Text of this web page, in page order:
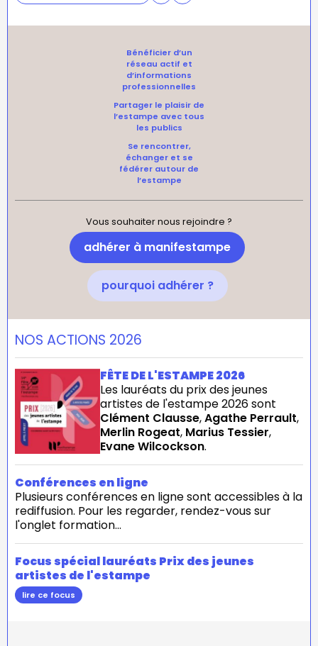
Bénéficier d’un
réseau actif et
d’informations
professionnelles
Partager le plaisir de
l’estampe avec tous
les publics
Se rencontrer,
échanger et se
fédérer autour de
l’estampe
Vous souhaiter nous rejoindre ?
adhérer à manifestampe
pourquoi adhérer ?
NOS ACTIONS 2026
FÊTE DE L'ESTAMPE 2026
Les lauréats du prix des jeunes
artistes de l'estampe 2026 sont
Clément Clausse,Agathe Perrault,
Merlin Rogeat, Marius Tessier,
Evane Wilcockson.
Conférences en ligne
Plusieurs conférences en ligne sont accessibles à la
rediffusion. Pour les regarder, rendez-vous sur
l'onglet formation...
Focus spécial lauréats Prix des jeunes
artistes de l'estampe
lire ce focus